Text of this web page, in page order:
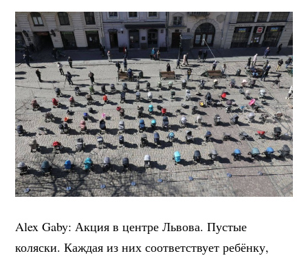
Alex Gaby: Акция в центре Львова. Пустые
коляски. Каждая из них соответствует ребёнку,